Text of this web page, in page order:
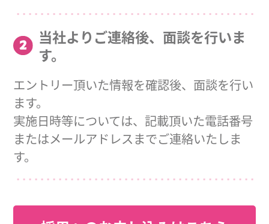
当社よりご連絡後、面談を行いま
す。
エントリー頂いた情報を確認後、面談を行い
ます。
実施日時等については、記載頂いた電話番号
またはメールアドレスまでご連絡いたしま
す。